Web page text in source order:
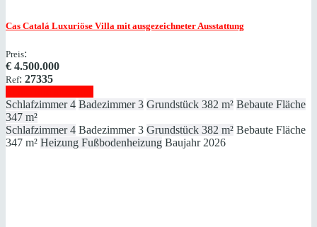
Cas Catalá Luxuriöse Villa mit ausgezeichneter Ausstattung
Preis:
€ 4.500.000
Ref: 27335
Schlafzimmer 4 Badezimmer 3 Grundstück 382 m² Bebaute Fläche
347 m²
Schlafzimmer 4 Badezimmer 3 Grundstück 382 m² Bebaute Fläche
347 m² Heizung Fußbodenheizung Baujahr 2026